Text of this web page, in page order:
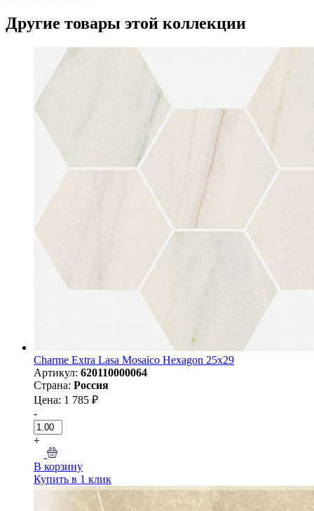
Другие товары этой коллекции
Charme Extra Lasa Mosaico Hexagon 25x29
Артикул: 620110000064
Страна: Россия
Цена: 1 785 ₽
-
+
В корзину
Купить в 1 клик